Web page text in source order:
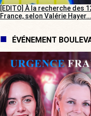
[EDITO] À la recherche des
France, selon Valérie Hayer…
ÉVÉNEMENT